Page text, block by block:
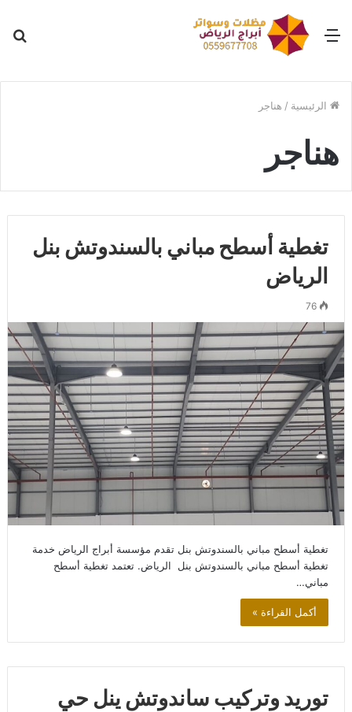
القائمة
الرئيسية / هناجر
هناجر
تغطية أسطح مباني بالسندوتش بنل
الرياض
76
تغطية أسطح مباني بالسندوتش بنل تقدم مؤسسة أبراج الرياض خدمة
تغطية أسطح مباني بالسندوتش بنل الرياض. تعتمد تغطية أسطح
مباني…
أكمل القراءة »
توريد وتركيب ساندوتش ينل حي